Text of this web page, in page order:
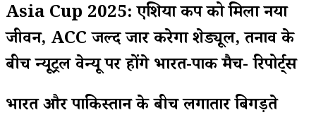
Asia Cup 2025: एशिया कप को मिला नया
जीवन, ACC जल्द जारी करेगा शेड्यूल, तनाव के
बीच न्यूट्रल वेन्यू पर होंगे भारत-पाक मैच- रिपोर्ट्स
भारत और पाकिस्तान के बीच लगातार बिगड़ते